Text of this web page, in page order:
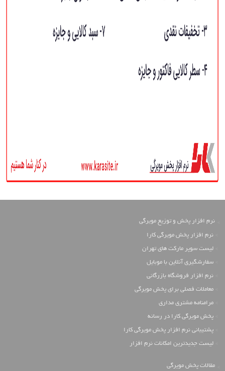
نرم افزار پخش و توزیع مویرگی
نرم افزار پخش مویرگی کارا
لیست سوپر مارکت های تهران
سفارشگیری آنلاین با موبایل
نرم افزار فروشگاه بازرگانی
معاملات فصلی برای پخش مویرگی
مرامنامه مشتری مداری
پخش مویرگی کارا در رسانه
پشتیبانی نرم افزار پخش مویرگی کارا
لیست جدیدترین امکانات نرم افزار
مقالات پخش مویرگی